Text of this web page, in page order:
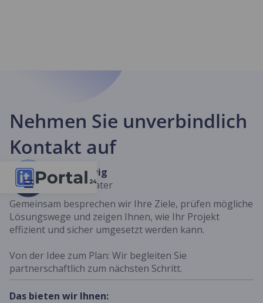
Nehmen Sie unverbindlich
Kontakt auf
Louis Heiwig
Projektberater
Gemeinsam besprechen wir Ihre Ziele, prüfen mögliche
Lösungswege und zeigen Ihnen, wie Ihr Projekt
effizient und sicher umgesetzt werden kann.
Von der Idee zum Plan: Wir begleiten Sie
partnerschaftlich zum nächsten Schritt.
Das bieten wir Ihnen: